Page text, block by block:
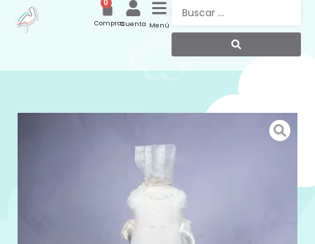
Menú
Cuenta
0
Compras